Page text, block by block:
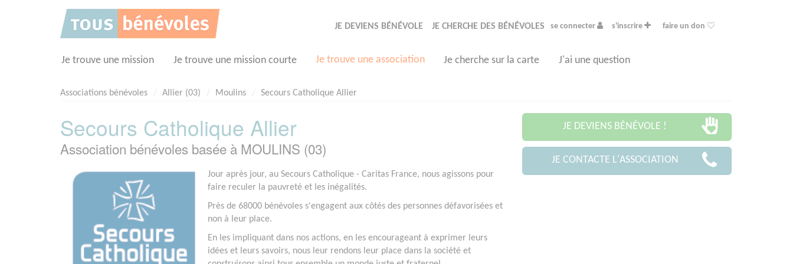
JE DEVIENS BÉNÉVOLE JE CHERCHE DES BÉNÉVOLES se connecter s'inscrire faire un don
Je trouve une mission Je trouve une mission courte Je trouve une association Je cherche sur la carte J'ai une question
Associations bénévoles Allier (03) Moulins Secours Catholique Allier
Secours Catholique Allier
Association bénévoles basée à MOULINS (03)
Jour après jour, au Secours Catholique - Caritas France, nous agissons pour
faire reculer la pauvreté et les inégalités.
Près de 68000 bénévoles s'engagent aux côtés des personnes défavorisées et
non à leur place.
En les impliquant dans nos actions, en les encourageant à exprimer leurs
idées et leurs savoirs, nous leur rendons leur place dans la société et
JE DEVIENS BÉNÉVOLE !
JE CONTACTE L'ASSOCIATION